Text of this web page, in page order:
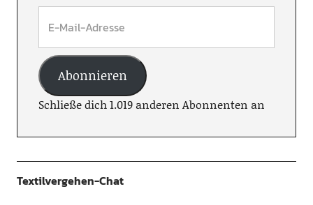
Abonnieren
Schließe dich 1.019 anderen Abonnenten an
Textilvergehen-Chat